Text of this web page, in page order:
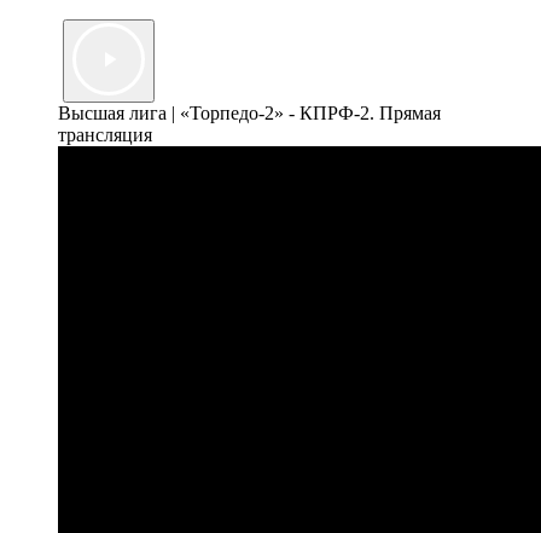
Высшая лига | «Торпедо-2» - КПРФ-2. Прямая
трансляция